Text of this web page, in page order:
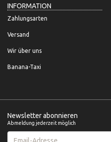
INFORMATION
Zahlungsarten
Versand
Wir über uns
Banana-Taxi
Newsletter abonnieren
Abmeldung jederzeit möglich
Email-